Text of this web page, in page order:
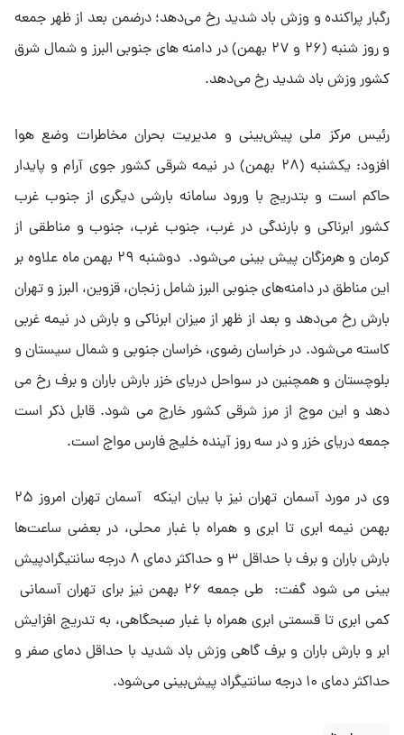
رگبار پراکنده و وزش باد شدید رخ می‌دهد؛ درضمن بعد از ظهر جمعه
و روز شنبه (۲۶ و ۲۷ بهمن) در دامنه های جنوبی البرز و شمال شرق
کشور وزش باد شدید رخ می‌دهد.
رئیس مرکز ملی پیش‌بینی و مدیریت بحران مخاطرات وضع هوا
افزود: یکشنبه (۲۸ بهمن) در نیمه شرقی کشور جوی آرام و پایدار
حاکم است و بتدریج با ورود سامانه بارشی دیگری از جنوب غرب
کشور ابرناکی و بارندگی در غرب، جنوب غرب، جنوب و مناطقی از
کرمان و هرمزگان پیش بینی می‌شود. دوشنبه ۲۹ بهمن ماه علاوه بر
این مناطق در دامنه‌های جنوبی البرز شامل زنجان، قزوین، البرز و تهران
بارش رخ می‌دهد و بعد از ظهر از میزان ابرناکی و بارش در نیمه غربی
کاسته می‌شود. در خراسان رضوی، خراسان جنوبی و شمال سیستان و
بلوچستان و همچنین در سواحل دریای خزر بارش باران و برف رخ می
دهد و این موج از مرز شرقی کشور خارج می شود. قابل ذکر است
جمعه دریای خزر و در سه روز آینده خلیج فارس مواج است.
وی در مورد آسمان تهران نیز با بیان اینکه آسمان تهران امروز ۲۵
بهمن‌ نیمه ابری تا ابری و همراه با غبار محلی، در بعضی ساعت‌ها
بارش باران و برف با حداقل ۳ و حداکثر دمای ۸ درجه سانتیگرادپیش
بینی می شود گفت: طی ‌جمعه ۲۶ بهمن‌ نیز برای تهران آسمانی
کمی ابری تا قسمتی ابری همراه با غبار صبحگاهی، به تدریج افزایش
ابر و بارش باران و برف گاهی وزش باد شدید با حداقل دمای صفر و
حداکثر دمای ۱۰ درجه سانتیگراد پیش‌بینی می‌شود.